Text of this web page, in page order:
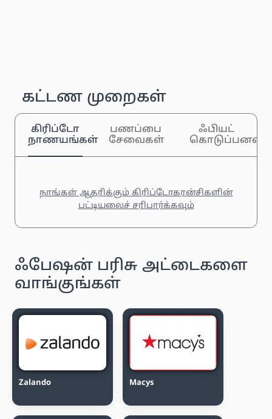
கட்டண முறைகள்
கிரிப்டோ
நாணயங்கள்
பணப்பை
சேவைகள்
ஃபியட்
நாங்கள் ஆதரிக்கும் கிரிப்டோகரன்சிகளின்
பட்டியலைச் சரிபார்க்கவும்
ஃபேஷன் பரிசு அட்டைகளை
வாங்குங்கள்
Zalando Macys